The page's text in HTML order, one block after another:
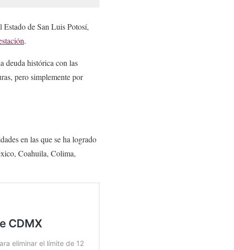
de San Luis Potosí,
.
deuda histórica con las
pero simplemente por
en las que se ha logrado
Coahuila, Colima,